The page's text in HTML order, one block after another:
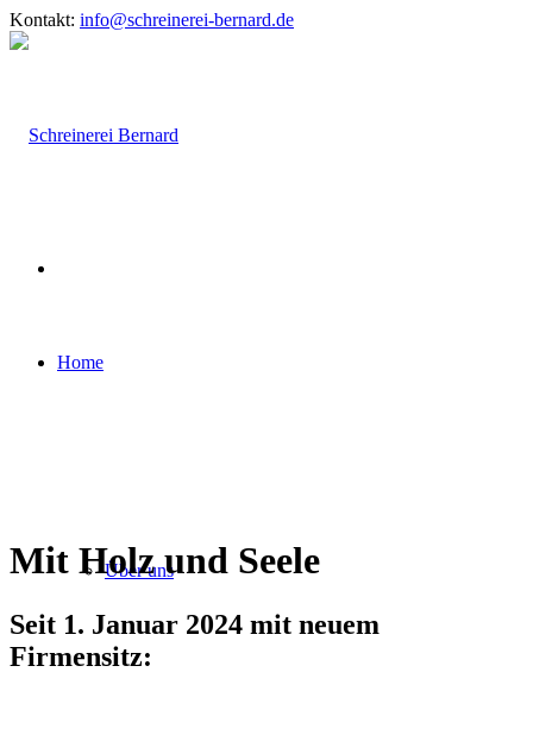
Kontakt: info@schreinerei-bernard.de
Home
Über uns
Mit Holz und Seele
Seit 1. Januar 2024 mit neuem
Firmensitz: